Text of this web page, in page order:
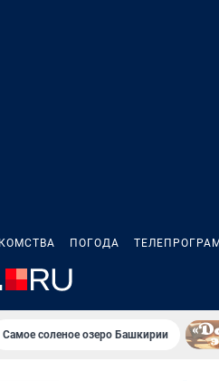
ПОГОДА
Самое соленое озеро Башкирии